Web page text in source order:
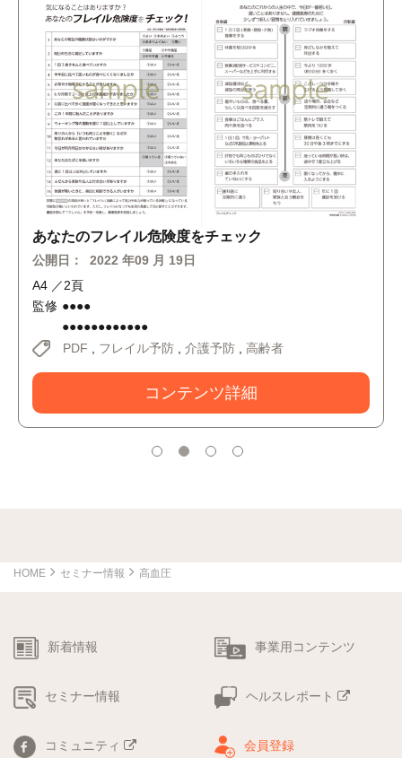
たのフレイル危険度をチェック
2022 年09 月 19日
●●●●
●●●●●●●●●●●●
,フレイル予防,介護予防 ,高齢者
コンテンツ詳細
HOME セミナー情報 高血圧
新着情報 事業用コンテンツ
セミナー情報 ヘルスレポート
コミュニティ 会員登録